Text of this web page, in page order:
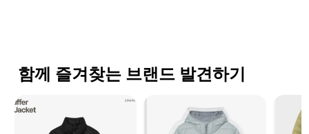
함께 즐겨찾는 브랜드 발견하기